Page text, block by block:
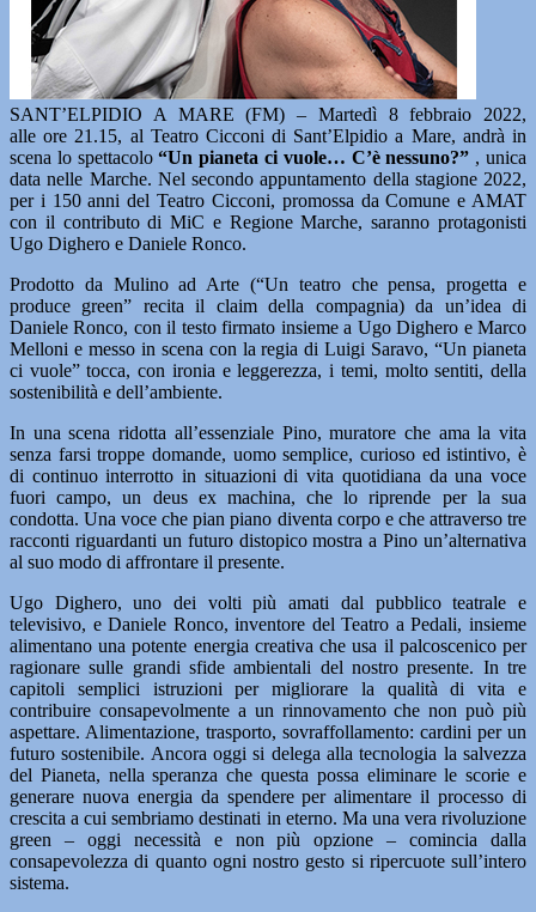
SANT’ELPIDIO A MARE (FM) – Martedì 8 febbraio 2022,
alle ore 21.15, al Teatro Cicconi di Sant’Elpidio a Mare, andrà in
scena lo spettacolo“Un pianeta ci vuole… C’è nessuno?” , unica
data nelle Marche. Nel secondo appuntamento della stagione 2022,
per i 150 anni del Teatro Cicconi, promossa da Comune e AMAT
con il contributo di MiC e Regione Marche, saranno protagonisti
Ugo Dighero e Daniele Ronco.
Prodotto da Mulino ad Arte (“Un teatro che pensa, progetta e
produce green” recita il claim della compagnia) da un’idea di
Daniele Ronco, con il testo firmato insieme a Ugo Dighero e Marco
Melloni e messo in scena con la regia di Luigi Saravo, “Un pianeta
ci vuole” tocca, con ironia e leggerezza, i temi, molto sentiti, della
sostenibilità e dell’ambiente.
In una scena ridotta all’essenziale Pino, muratore che ama la vita
senza farsi troppe domande, uomo semplice, curioso ed istintivo, è
di continuo interrotto in situazioni di vita quotidiana da una voce
fuori campo, un deus ex machina, che lo riprende per la sua
condotta. Una voce che pian piano diventa corpo e che attraverso tre
racconti riguardanti un futuro distopico mostra a Pino un’alternativa
al suo modo di affrontare il presente.
Ugo Dighero, uno dei volti più amati dal pubblico teatrale e
televisivo, e Daniele Ronco, inventore del Teatro a Pedali, insieme
alimentano una potente energia creativa che usa il palcoscenico per
ragionare sulle grandi sfide ambientali del nostro presente. In tre
capitoli semplici istruzioni per migliorare la qualità di vita e
contribuire consapevolmente a un rinnovamento che non può più
aspettare. Alimentazione, trasporto, sovraffollamento: cardini per un
futuro sostenibile. Ancora oggi si delega alla tecnologia la salvezza
del Pianeta, nella speranza che questa possa eliminare le scorie e
generare nuova energia da spendere per alimentare il processo di
crescita a cui sembriamo destinati in eterno. Ma una vera rivoluzione
green – oggi necessità e non più opzione – comincia dalla
consapevolezza di quanto ogni nostro gesto si ripercuote sull’intero
sistema.